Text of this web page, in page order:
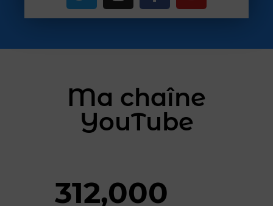
Ma chaîne
YouTube
312,000